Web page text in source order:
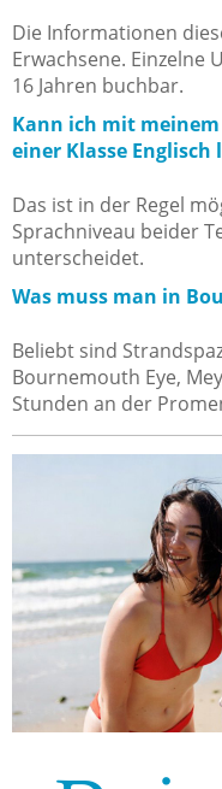
Die Informationen
Erwachsene.
16 Jahren buchbar.
Kann ich mit
einer Klasse Englisch
Das ist in der Regel
Sprachniveau beider
unterscheidet.
Was muss man in
Beliebt sind
Bournemouth Eye,
Stunden an der